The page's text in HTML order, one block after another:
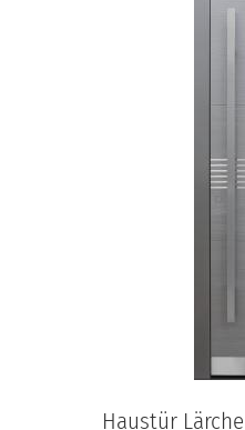
Haustür